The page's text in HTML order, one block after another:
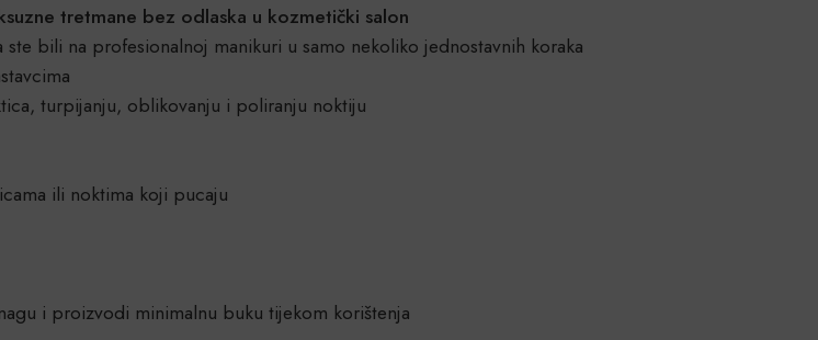
tretmane bez odlaska u kozmetički salon
bili na profesionalnoj manikuri u samo nekoliko jednostavnih koraka
turpijanju, oblikovanju i poliranju noktiju
ili noktima koji pucaju
i proizvodi minimalnu buku tijekom korištenja